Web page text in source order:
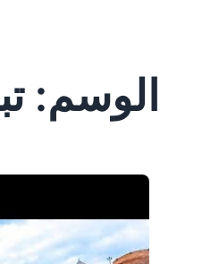
الوسم: